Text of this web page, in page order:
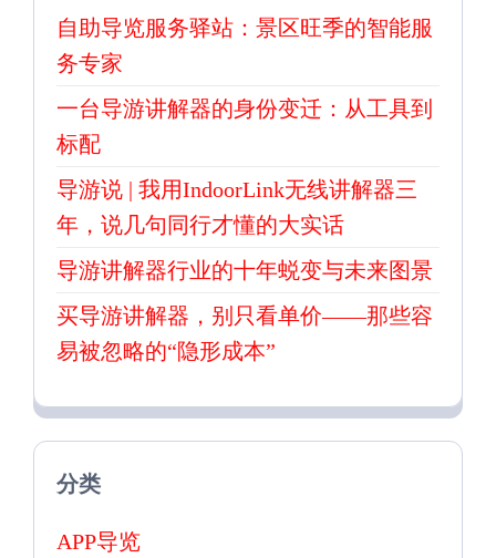
自助导览服务驿站：景区旺季的智能服
务专家
一台导游讲解器的身份变迁：从工具到
标配
导游说 | 我用IndoorLink无线讲解器三
年，说几句同行才懂的大实话
导游讲解器行业的十年蜕变与未来图景
买导游讲解器，别只看单价——那些容
易被忽略的“隐形成本”
分类
APP导览